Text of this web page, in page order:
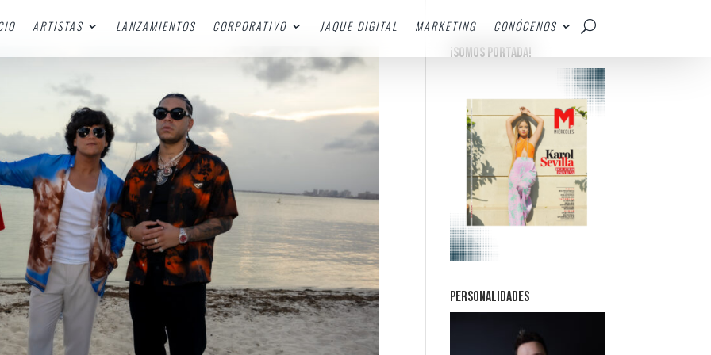
ARTISTAS LANZAMIENTOS CORPORATIVO JAQUE DIGITAL MARKETING
CONÓCENOS
¡SOMOS PORTADA!
PERSONALIDADES